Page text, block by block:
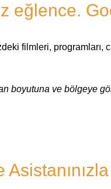
eğlence.
filmleri, programları,
boyutuna ve bölgeye